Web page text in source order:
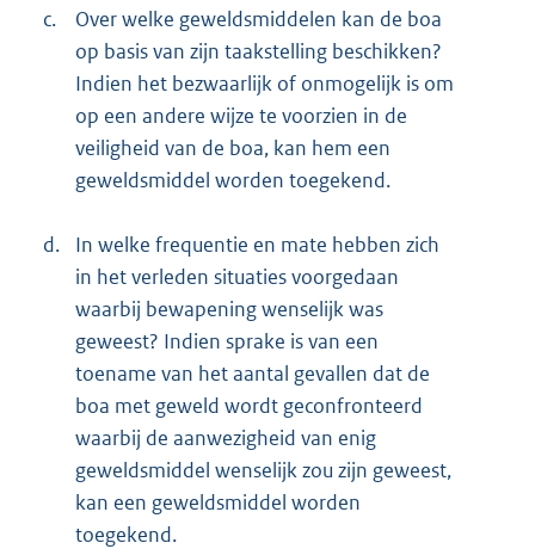
c.
Over welke geweldsmiddelen kan de boa
op basis van zijn taakstelling beschikken?
Indien het bezwaarlijk of onmogelijk is om
op een andere wijze te voorzien in de
veiligheid van de boa, kan hem een
geweldsmiddel worden toegekend.
d.
In welke frequentie en mate hebben zich
in het verleden situaties voorgedaan
waarbij bewapening wenselijk was
geweest? Indien sprake is van een
toename van het aantal gevallen dat de
boa met geweld wordt geconfronteerd
waarbij de aanwezigheid van enig
geweldsmiddel wenselijk zou zijn geweest,
kan een geweldsmiddel worden
toegekend.